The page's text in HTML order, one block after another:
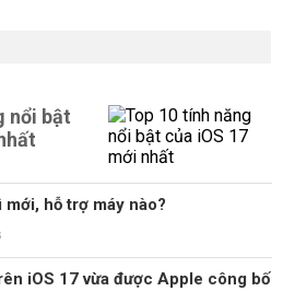
nổi bật
hỗ trợ máy nào?
iOS 17 vừa được Apple công bố